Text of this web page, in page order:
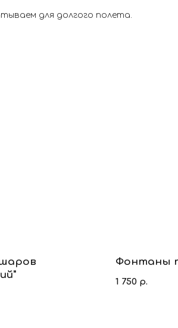
для долгого полета.
Фонтаны
1 750 р.